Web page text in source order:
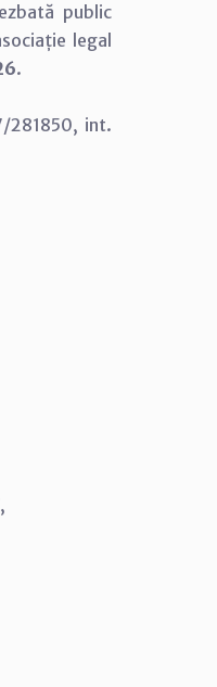
public
legal
.
281850, int.